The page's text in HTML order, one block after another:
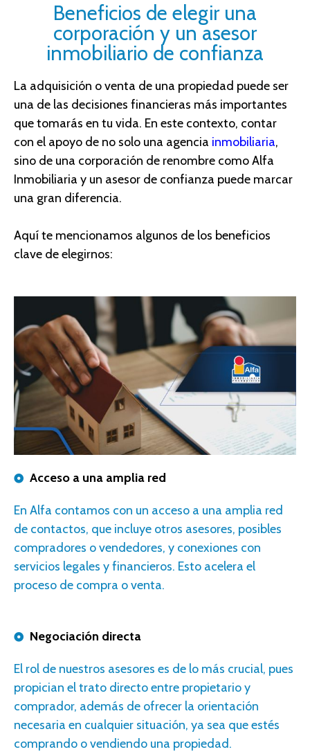
Beneficios de elegir una
corporación y un asesor
inmobiliario de confianza
La adquisición o venta de una propiedad puede ser
una de las decisiones financieras más importantes
que tomarás en tu vida. En este contexto, contar
con el apoyo de no solo una agencia inmobiliaria,
sino de una corporación de renombre como Alfa
Inmobiliaria y un asesor de confianza puede marcar
una gran diferencia.
Aquí te mencionamos algunos de los beneficios
clave de elegirnos:
Acceso a una amplia red
En Alfa contamos con un acceso a una amplia red
de contactos, que incluye otros asesores, posibles
compradores o vendedores, y conexiones con
servicios legales y financieros. Esto acelera el
proceso de compra o venta.
Negociación directa
El rol de nuestros asesores es de lo más crucial, pues
propician el trato directo entre propietario y
comprador, además de ofrecer la orientación
necesaria en cualquier situación, ya sea que estés
comprando o vendiendo una propiedad.